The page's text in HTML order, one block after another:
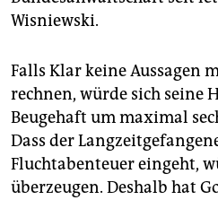
Wisniewski.
Falls Klar keine Aussagen
rechnen, würde sich seine
Beugehaft um maximal
Dass der
Fluchtabenteuer eingeht,
überzeugen. Deshalb hat